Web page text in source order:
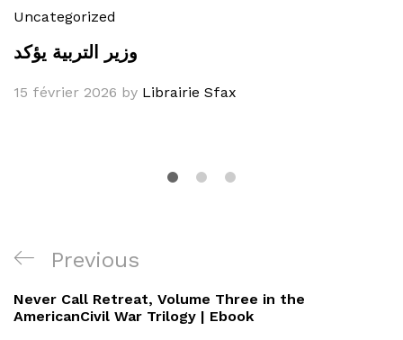
Uncategorized
وزير التربية يؤكد
15 février 2026 by Librairie Sfax
Navigation
de
l’article
Previous
Post
Previous
Never Call Retreat, Volume Three in the
AmericanCivil War Trilogy | Ebook